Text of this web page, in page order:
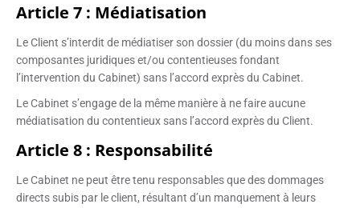
Article 7 : Médiatisation
Le Client s’interdit de médiatiser son dossier (du moins dans ses
composantes juridiques et/ou contentieuses fondant
l’intervention du Cabinet) sans l’accord exprès du Cabinet.
Le Cabinet s’engage de la même manière à ne faire aucune
médiatisation du contentieux sans l’accord exprès du Client.
Article 8 : Responsabilité
Le Cabinet ne peut être tenu responsables que des dommages
directs subis par le client, résultant d’un manquement à leurs